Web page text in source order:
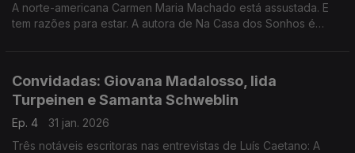
A norte-americana Carmen Maria Machado está assustada. E
tem razões para estar. A autora de Na Casa dos Sonhos é
Convidadas: Giovana Madalosso, Iida
Turpeinen e Samanta Schweblin
Ep. 4
31 jan. 2026
Três notáveis escritoras nas entrevistas de Luís Caetano: A